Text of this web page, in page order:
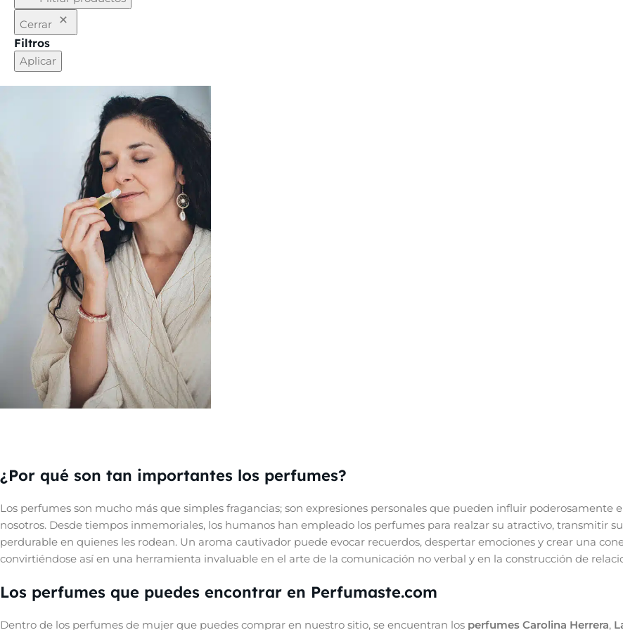
Cerrar
Filtros
Aplicar
¡Prueba antes de decidir!
Ver Ahora
¿Por qué son tan importantes los perfumes?
Los perfumes son mucho más que simples fragancias; son expresiones personales que pueden influir poderosamente
nosotros. Desde tiempos inmemoriales, los humanos han empleado los perfumes para realzar su atractivo, transmitir
perdurable en quienes les rodean. Un aroma cautivador puede evocar recuerdos, despertar emociones y crear una
convirtiéndose así en una herramienta invaluable en el arte de la comunicación no verbal y en la construcción de
Los perfumes que puedes encontrar en Perfumaste.com
Dentro de los perfumes de mujer que puedes comprar en nuestro sitio, se encuentran los perfumes Carolina Herrera,